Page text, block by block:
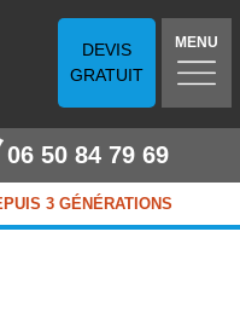
DEVIS
GRATUIT
MENU
06 50 84 79 69
3 GÉNÉRATIONS